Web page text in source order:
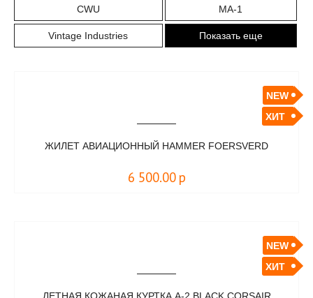
CWU MA-1
Vintage Industries Показать еще
NEW
ХИТ
ЖИЛЕТ АВИАЦИОННЫЙ HAMMER FOERSVERD
6 500.00 р
NEW
ХИТ